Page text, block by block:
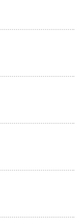
出会い・結婚